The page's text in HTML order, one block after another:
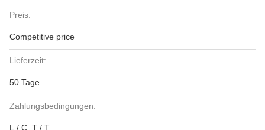
Preis:
Competitive price
Lieferzeit:
50 Tage
Zahlungsbedingungen:
L / C, T / T